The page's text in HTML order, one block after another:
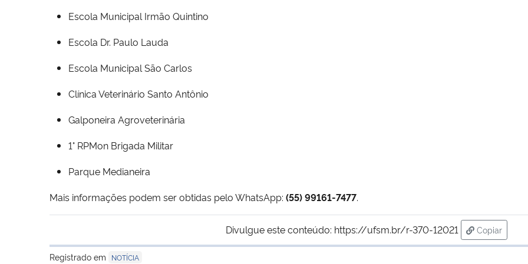
Escola Municipal Irmão Quintino
Escola Dr. Paulo Lauda
Escola Municipal São Carlos
Clínica Veterinário Santo Antônio
Galponeira Agroveterinária
1° RPMon Brigada Militar
Parque Medianeira
Mais informações podem ser obtidas pelo WhatsApp: (55) 99161-7477.
Divulgue este conteúdo: https://ufsm.br/r-370-12021
Copiar
para área
Registrado em
NOTÍCIA